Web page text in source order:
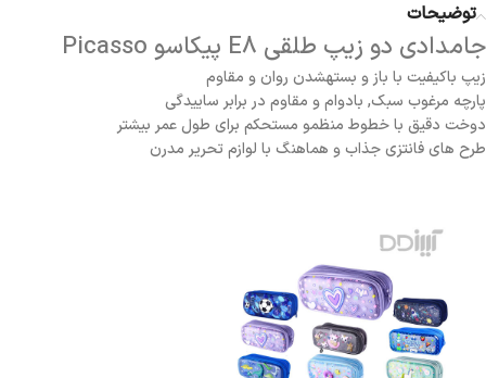
توضیحات
جامدادی دو زیپ طلقی E8 پیکاسو Picasso
زیپ باکیفیت با باز و بستهشدن روان و مقاوم
پارچه مرغوب سبک, بادوام و مقاوم در برابر ساییدگی
دوخت دقیق با خطوط منظمو مستحکم برای طول عمر بیشتر
طرح های فانتزی جذاب و هماهنگ با لوازم تحریر مدرن